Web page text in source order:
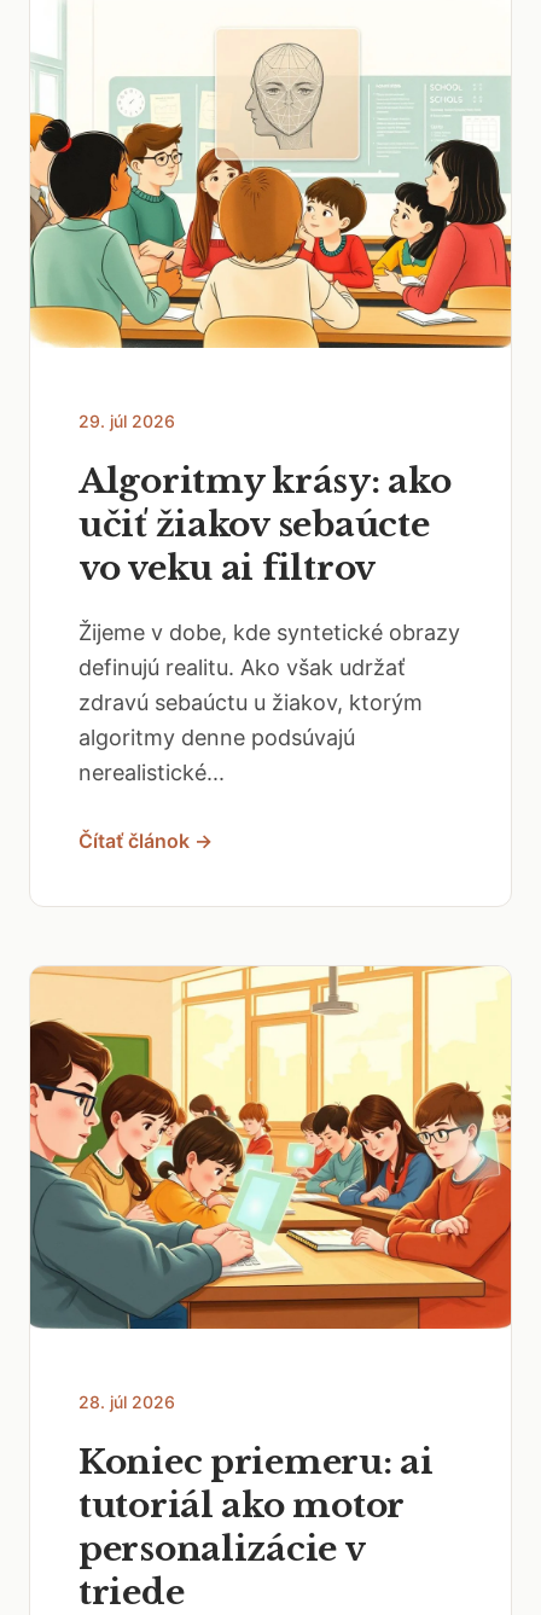
29. júl 2026
Algoritmy krásy: ako
učiť žiakov sebaúcte
vo veku ai filtrov
Žijeme v dobe, kde syntetické obrazy
definujú realitu. Ako však udržať
zdravú sebaúctu u žiakov, ktorým
algoritmy denne podsúvajú
nerealistické...
Čítať článok →
28. júl 2026
Koniec priemeru: ai
tutoriál ako motor
personalizácie v
triede